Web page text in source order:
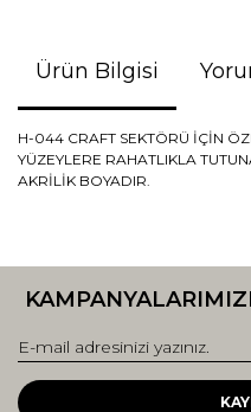
Ürün Bilgisi
H-044 CRAFT SEKTÖRÜ İÇİN
YÜZEYLERE RAHATLIKLA
AKRİLİK BOYADIR.
konularda yetersiz
Görüş ve önerileriniz için
Ürün resmi kalitesiz,
Ürün açıklamasında eksik